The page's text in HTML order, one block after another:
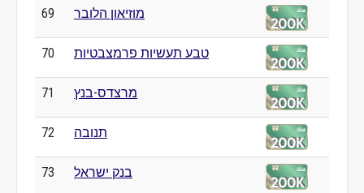
69 מוזיאון הלובר
70 טבע תעשיות פרמצבטיות
71 מרצדס-בנץ
72 תנובה
73 בנק ישראל